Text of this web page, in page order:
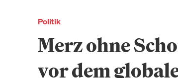
Politik
Merz ohne
vor dem